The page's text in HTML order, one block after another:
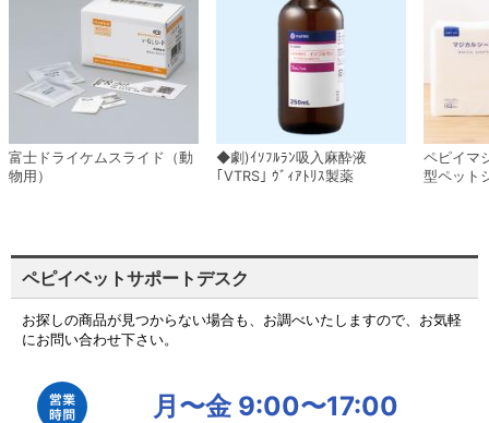
富士ドライケムスライド（動
物用）
◆劇)ｲｿﾌﾙﾗﾝ吸入麻酔液
｢VTRS｣ ｳﾞｨｱﾄﾘｽ製薬
ペピイマ
型ペット
ペピイベットサポートデスク
お探しの商品が見つからない場合も、お調べいたしますので、お気軽
にお問い合わせ下さい。
月〜金 9:00〜17:00